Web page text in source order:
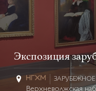
Экспозиция
Верхневолжская